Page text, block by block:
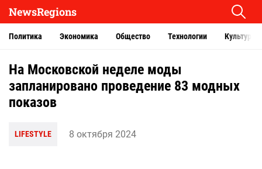
NewsRegions
Политика Экономика Общество Технологии Культура
На Московской неделе моды
запланировано проведение 83 модных
показов
LIFESTYLE 8 октября 2024